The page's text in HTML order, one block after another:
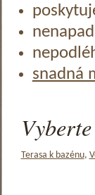
snadná
Terasa k bazénu,